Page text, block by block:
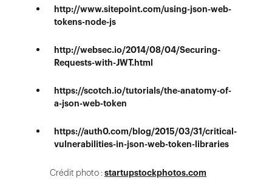
http://www.sitepoint.com/using-json-web-
tokens-node-js
http://websec.io/2014/08/04/Securing-
Requests-with-JWT.html
https://scotch.io/tutorials/the-anatomy-of-
a-json-web-token
https://auth0.com/blog/2015/03/31/critical-
vulnerabilities-in-json-web-token-libraries
Crédit photo :startupstockphotos.com